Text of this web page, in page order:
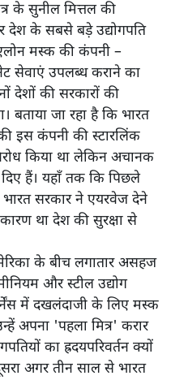
के सुनील मित्तल की
के सबसे बड़े उद्योगपति
मस्क की कंपनी –
सेवाएं उपलब्ध कराने का
देशों की सरकारों की
बताया जा रहा है कि भारत
इस कंपनी की स्टारलिंक
किया था लेकिन अचानक
हैं। यहाँ तक कि पिछले
भारत सरकार ने एयरवेज देने
था देश की सुरक्षा से
के बीच लगातार असहज
और स्टील उद्योग
में दखलंदाजी के लिए मस्क
अपना 'पहला मित्र' करार
का ह्रदयपरिवर्तन क्यों
अगर तीन साल से भारत